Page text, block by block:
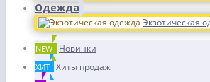
Одежда
Экзотическая
NEW Новинки
ХИТ Хиты продаж